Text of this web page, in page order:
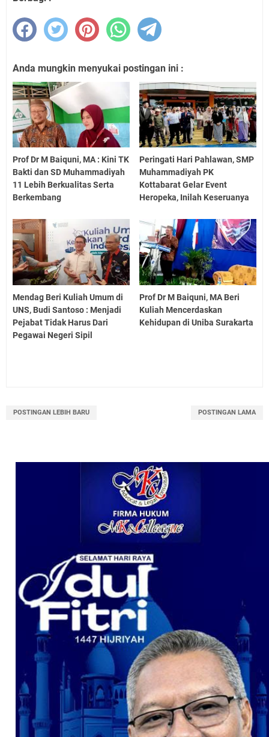
Anda mungkin menyukai postingan ini :
Prof Dr M Baiquni, MA : Kini TK
Bakti dan SD Muhammadiyah
11 Lebih Berkualitas Serta
Berkembang
Peringati Hari Pahlawan, SMP
Muhammadiyah PK
Kottabarat Gelar Event
Heropeka, Inilah Keseruanya
Mendag Beri Kuliah Umum di
UNS, Budi Santoso : Menjadi
Pejabat Tidak Harus Dari
Pegawai Negeri Sipil
Prof Dr M Baiquni, MA Beri
Kuliah Mencerdaskan
Kehidupan di Uniba Surakarta
POSTINGAN LEBIH BARU POSTINGAN LAMA